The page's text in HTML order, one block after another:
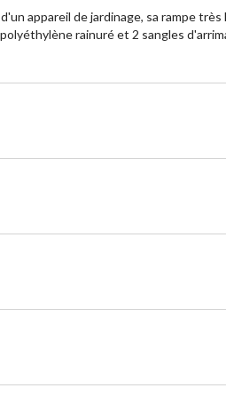
appareil de jardinage, sa rampe
rainuré et 2 sangles